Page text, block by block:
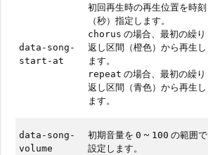
data-song-
start-at
初回再生時の再生位置を時刻
（秒）指定します。
chorus の場合、最初の繰り
返し区間（橙色）から再生し
ます。
repeat の場合、最初の繰り
返し区間（青色）から再生し
ます。
data-song-
volume
初期音量を0 ~ 100 の範囲で
設定します。